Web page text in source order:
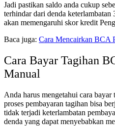
Jadi pastikan saldo anda cukup
terhindar dari denda keterlambatan
akan memengaruhi skor kredit
Baca juga: Cara Mencairkan BCA
Cara Bayar Tagihan
Manual
Anda harus mengetahui cara
proses pembayaran tagihan bisa
tidak terjadi keterlambatan
denda yang dapat menyebabkan